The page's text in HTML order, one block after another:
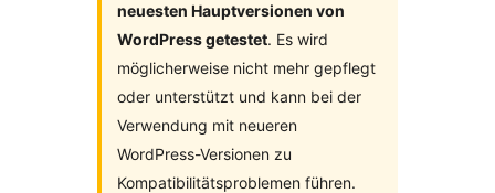
neuesten Hauptversionen von
WordPress getestet. Es wird
möglicherweise nicht mehr gepflegt
oder unterstützt und kann bei der
Verwendung mit neueren
WordPress-Versionen zu
Kompatibilitätsproblemen führen.